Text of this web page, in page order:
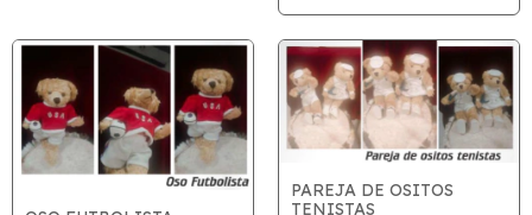
PAREJA DE OSITOS
TENISTAS